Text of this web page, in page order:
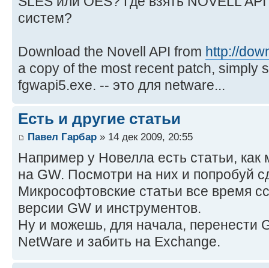
систем?
Download the Novell API from http://
a copy of the most recent patch, simply
fgwapi5.exe. -- это для netware...
Есть и другие статьи
Павел Гарбар » 14 дек 2009, 20:55
Например у Новелла есть статьи, как
на GW. Посмотри на них и попробуй
Микрософтовские статьи все время
версии GW и инструментов.
Ну и можешь, для начала, перенести
NetWare и забить на Exchange.